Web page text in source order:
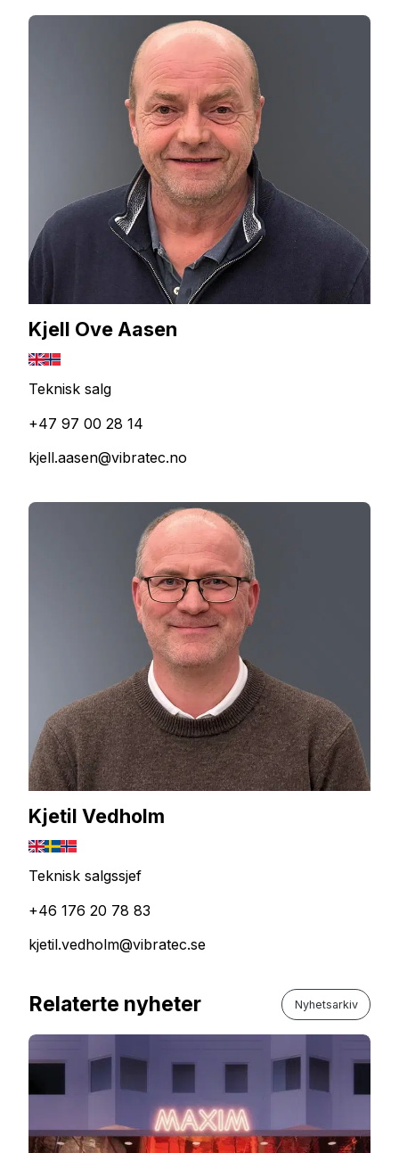
Kjell Ove Aasen
Teknisk salg
+47 97 00 28 14
kjell.aasen@vibratec.no
Kjetil Vedholm
Teknisk salgssjef
+46 176 20 78 83
kjetil.vedholm@vibratec.se
Relaterte nyheter Nyhetsarkiv